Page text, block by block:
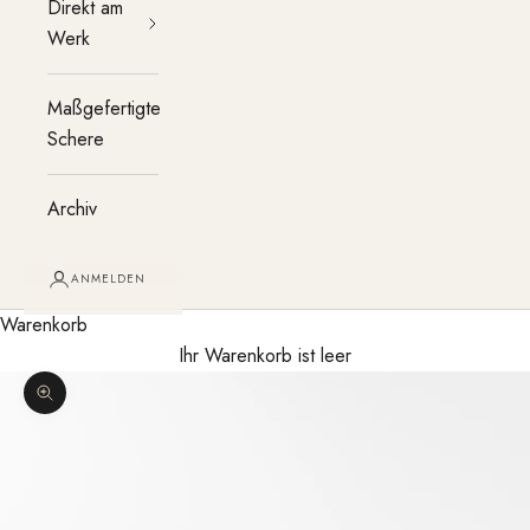
Direkt am
Werk
Maßgefertigte
Schere
Archiv
ANMELDEN
Warenkorb
Ihr Warenkorb ist leer
Bild vergrößern